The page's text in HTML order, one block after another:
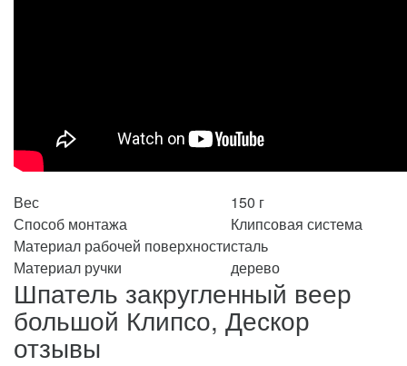
Вес
150 г
Способ монтажа
Клипсовая система
Материал рабочей поверхностисталь
Материал ручки
дерево
Шпатель закругленный веер
большой Клипсо, Дескор
отзывы